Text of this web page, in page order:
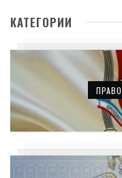
КАТЕГОРИИ